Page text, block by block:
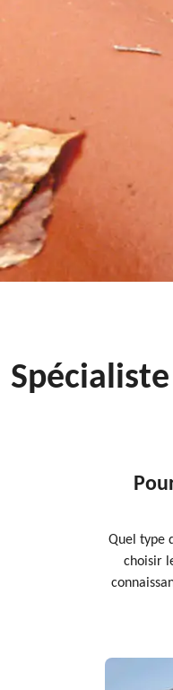
Quel type
choisir